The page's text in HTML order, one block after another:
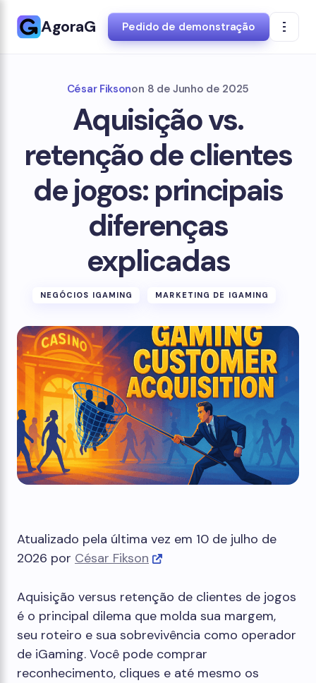
AgoraG Pedido de demonstração
César Fiksonon 8 de Junho de 2025
Aquisição vs.
retenção de clientes
de jogos: principais
diferenças
explicadas
NEGÓCIOS IGAMING MARKETING DE IGAMING
Atualizado pela última vez em 10 de julho de
2026 por César Fikson
Aquisição versus retenção de clientes de jogos
é o principal dilema que molda sua margem,
seu roteiro e sua sobrevivência como operador
de iGaming. Você pode comprar
reconhecimento, cliques e até mesmo os